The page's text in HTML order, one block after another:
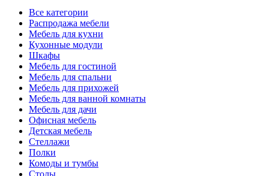
Все категории
Распродажа мебели
Мебель для кухни
Кухонные модули
Шкафы
Мебель для гостиной
Мебель для спальни
Мебель для прихожей
Мебель для ванной комнаты
Мебель для дачи
Офисная мебель
Детская мебель
Стеллажи
Полки
Комоды и тумбы
Столы